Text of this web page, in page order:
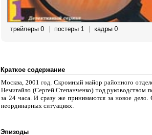
трейлеры 0 постеры 1 кадры 0
Краткое содержание
Москва, 2001 год. Скромный майор районного
Немигайло (Сергей Степанченко) под руководством
за 24 часа. И сразу же принимаются за новое
неординарных ситуациях.
Эпизоды